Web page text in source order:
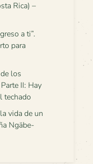
Rica) –
a ti”.
para
los
II: Hay
techado
vida de un
Ngäbe-